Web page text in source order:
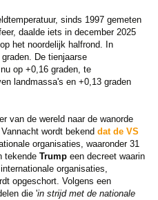
sinds 1997 gemeten
daalde iets in december 2025
het noordelijk halfrond. In
De tienjaarse
op +0,16 graden, te
landmassa's en +0,13 graden
van de wereld naar de wanorde
wordt bekend dat de VS
organisaties, waaronder 31
tekende Trumpeen decreet waarin
organisaties,
opgeschort. Volgens een
die 'in strijd met de nationale